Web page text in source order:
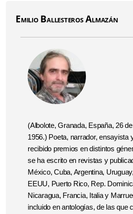
Emilio Ballesteros Almazán
(Albolote, Granada, España, 26
1956.) Poeta, narrador, ensayista
recibido premios en distintos
se ha escrito en revistas y
México, Cuba, Argentina,
EEUU, Puerto Rico, Rep.
Nicaragua, Francia, Italia y
incluido en antologías, de las que